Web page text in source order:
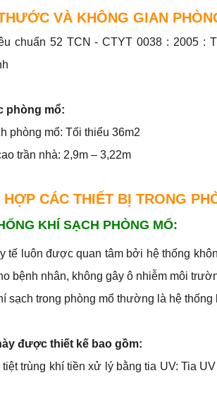
VÀ KHÔNG GIAN
chuẩn 52 TCN - CTYT 0038 : 2005 :
phòng mổ:
phòng mổ: Tối thiểu 36m2
trần nhà: 2,9m – 3,22m
CÁC THIẾT BỊ TRONG
KHÍ SẠCH PHÒNG MỔ:
tế luôn được quan tâm bởi hệ thống
bệnh nhân, không gây ô nhiễm môi
sạch trong phòng mổ thường là hệ
được thiết kế bao gồm:
tiệt trùng khí tiền xử lý bằng tia UV: Tia